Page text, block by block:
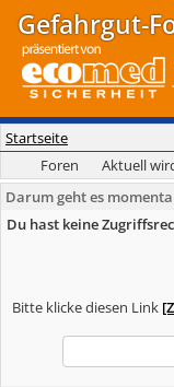
Gefahrgut-
Startseite
Foren
Aktuell
Darum geht es
Du hast keine
Bitte klicke diesen Link